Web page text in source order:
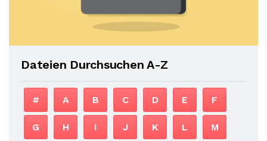
Dateien Durchsuchen A-Z
# A B C D E F
G H I J K L M